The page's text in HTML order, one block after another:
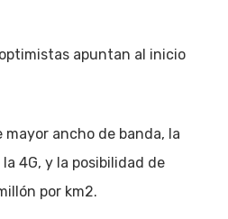
apuntan al inicio
ancho de banda, la
4G, y la posibilidad de
por km2.